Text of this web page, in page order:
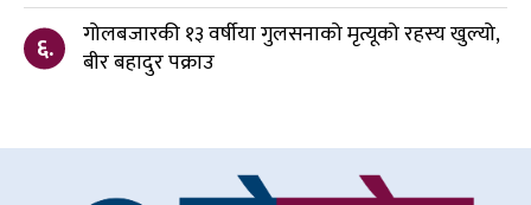
६.
गोलबजारकी १३ वर्षीया गुलसनाको मृत्यूको रहस्य खुल्यो,
बीर बहादुर पक्राउ